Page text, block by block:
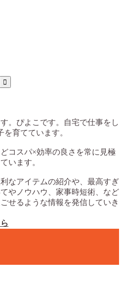
。ぴよこです。自宅で仕事をし
育てています。
コスパ×効率の良さを常に見極
います。
なアイテムの紹介や、最高すぎ
やノウハウ、家事時短術、など
せるような情報を発信していき